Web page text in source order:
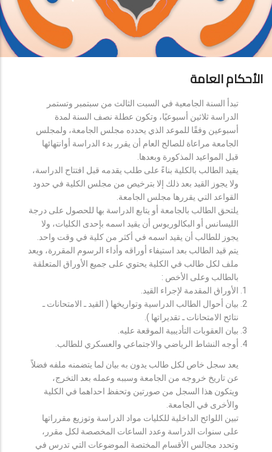
الأحكام العامة
تبدأ السنة الجامعية في السبت الثالث من سبتمبر وتستمر
الدراسة ثلاثين أسبوعيًا، وتكون عطلة نصف السنة لمدة
أسبوعين وفقًا للموعد الذي يحدده مجلس الجامعة، ولمجلس
الجامعة مراعاة للصالح العام أن يقرر بدء الدراسة أوانتهائها
قبل المواعيد المذكورة وبعدها.
يقيد الطالب بالكلية بناءً على طلب يقدمه قبل افتتاح الدراسة،
ولا يجوز القيد بعد ذلك إلا بترخيص من مجلس الكلية في حدود
القواعد التي يقررها مجلس الجامعة.
يلتحق الطالب بالجامعة أو يتابع الدراسة بها للحصول على درجة
الليسانس أو البكالوريوس أن يقيد اسمه بإحدى الكليات، ولا
يجوز للطالب أن يقيد اسمه في أكثر من كلية في وقت واحد.
يتم قيد الطالب بعد استيفاء أوراقه وأداء الرسوم المقررة، ويعد
ملف لكل طالب في الكلية يحتوي على جميع الأوراق المتعلقة
بالطالب وعلى الأخص :
الأوراق المقدمة لإجراء القيد.
بيان أحوال الطالب الدراسية وتواريخها ( القيد ـ الامتحانات ـ
نتائح الامتحانات ـ تقديراتها ).
بيان العقوبات التأديبية الموقعة عليه.
أوجه النشاط الرياضي والاجتماعي والعسكري للطالب.
يعد سجل خاص لكل طالب يدون به بيان لما يتضمنه ملفه فضلاً
عن تاريخ خروجه من الجامعة وسببه وعمله بعد التخرج،
ويتكون هذا السجل من صورتين وتحفظ احداهما في الكلية
والأخرى في الجامعة.
تبين اللوائح الداخلية للكليات مواد الدراسة وتوزيع مقرراتها
على سنوات الدراسة وعدد الساعات المخصصة لكل مقرر،
وتحدد مجالس الأقسام المختصة الموضوعات التي تدرس في